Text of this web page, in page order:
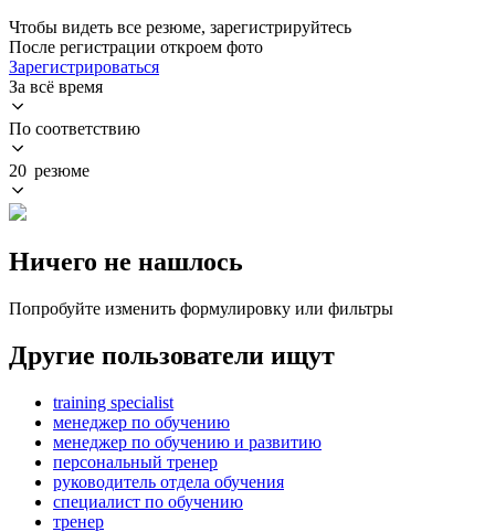
Чтобы видеть все резюме, зарегистрируйтесь
После регистрации откроем фото
Зарегистрироваться
За всё время
По соответствию
20 резюме
Ничего не нашлось
Попробуйте изменить формулировку или фильтры
Другие пользователи ищут
training specialist
менеджер по обучению
менеджер по обучению и развитию
персональный тренер
руководитель отдела обучения
специалист по обучению
тренер